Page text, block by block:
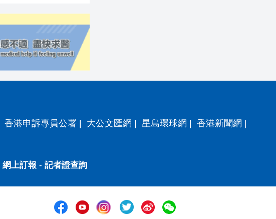
香港申訴專員公署 大公文匯網 星島環球網 香港新聞網
網上訂報 - 記者證查詢